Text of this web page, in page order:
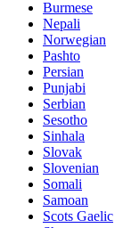
Burmese
Nepali
Norwegian
Pashto
Persian
Punjabi
Serbian
Sesotho
Sinhala
Slovak
Slovenian
Somali
Samoan
Scots Gaelic